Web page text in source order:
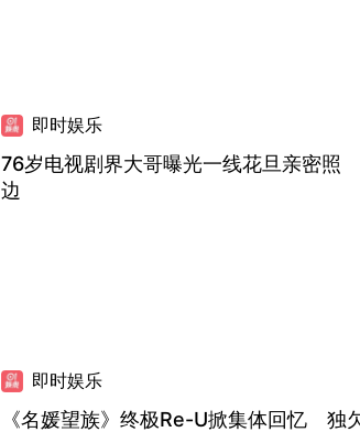
即时娱乐
76岁电视剧界大哥曝光一线花旦亲密照
边
即时娱乐
《名媛望族》终极Re-U掀集体回忆 独